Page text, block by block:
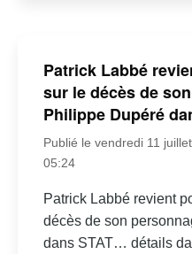
Patrick Labbé
sur le décès de
Philippe Dupéré
Publié le vendredi 11
05:24
Patrick Labbé revient
décès de son
dans STAT… détails